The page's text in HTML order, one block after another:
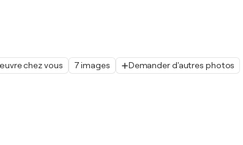
chez vous 7 images Demander d'autres photos